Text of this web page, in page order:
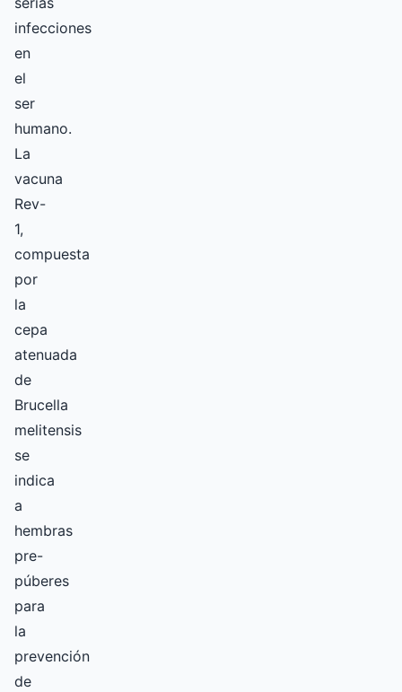
infecciones
en
el
ser
humano.
La
vacuna
Rev-
1,
compuesta
por
la
cepa
atenuada
de
Brucella
melitensis
se
indica
a
hembras
pre-
púberes
para
la
prevención
de